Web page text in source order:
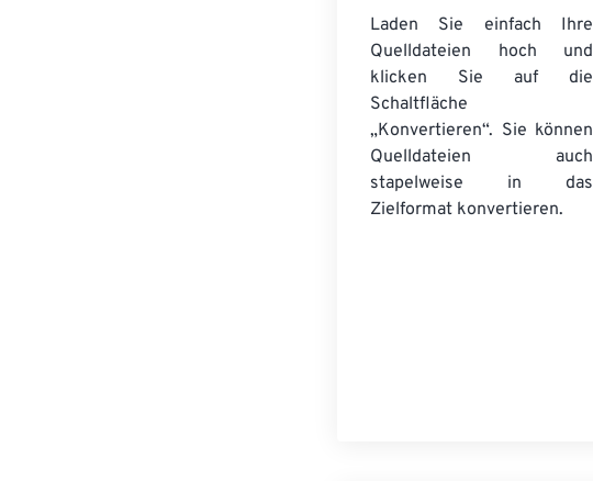
Laden Sie einfach Ihre
Quelldateien hoch und
klicken Sie auf die
Schaltfläche
„Konvertieren“. Sie können
Quelldateien auch
stapelweise in das
Zielformat konvertieren.